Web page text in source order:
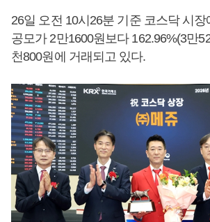
26일 오전 10시26분 기준 코스닥 시
공모가 2만1600원보다 162.96%(3만
천800원에 거래되고 있다.